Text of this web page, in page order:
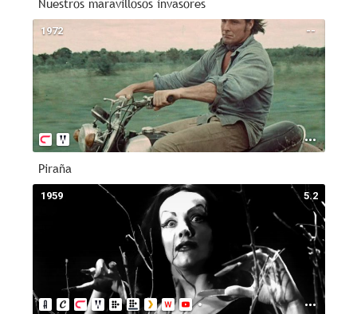
Nuestros maravillosos invasores
--
1972
Piraña
5.2
1959